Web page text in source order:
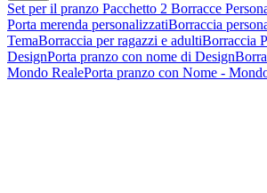
Set per il pranzo Pacchetto 2 Borracce
Porta merenda personalizzatiBorraccia
TemaBorraccia per ragazzi e adultiBorraccia
DesignPorta pranzo con nome di Design
Mondo RealePorta pranzo con Nome -